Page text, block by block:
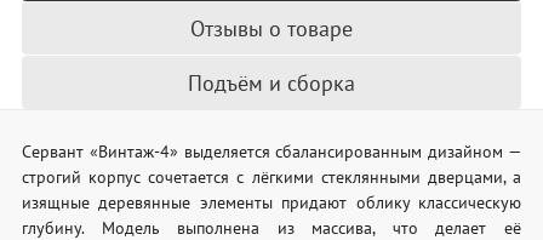
Отзывы о товаре
Подъём и сборка
Сервант «Винтаж-4» выделяется сбалансированным дизайном —
строгий корпус сочетается с лёгкими стеклянными дверцами, а
изящные деревянные элементы придают облику классическую
глубину. Модель выполнена из массива, что делает её